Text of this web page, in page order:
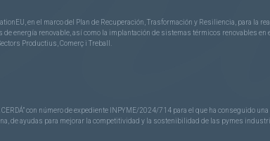
en el marco del Plan de Recuperación, Trasformación y Resiliencia, para
energía renovable, así como la implantación de sistemas térmicos renovables
Productius, Comerç i Treball.
CERDÁ” con número de expediente INPYME/2024/714 para el que ha
de ayudas para mejorar la competitividad y la sostenibilidad de las pymes